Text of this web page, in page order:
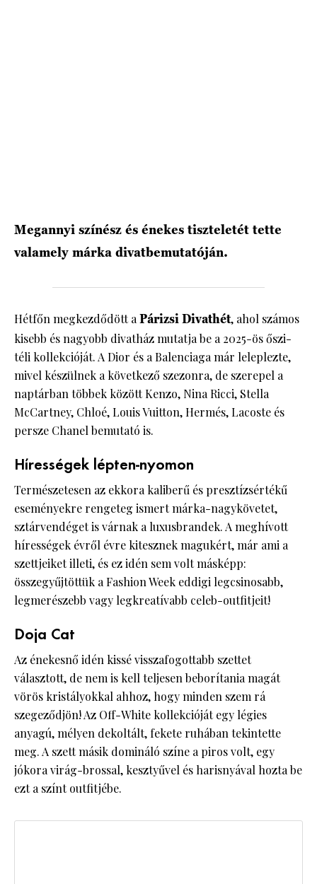
Megannyi színész és énekes tiszteletét tette
valamely márka divatbemutatóján.
Hétfőn megkezdődött aPárizsi Divathét, ahol számos
kisebb és nagyobb divatház mutatja be a 2025-ös őszi-
téli kollekcióját. A Dior és a Balenciaga már leleplezte,
mivel készülnek a következő szezonra, de szerepel a
naptárban többek között Kenzo, Nina Ricci, Stella
McCartney, Chloé, Louis Vuitton, Hermés, Lacoste és
persze Chanel bemutató is.
Hírességek lépten-nyomon
Természetesen az ekkora kaliberű és presztízsértékű
eseményekre rengeteg ismert márka-nagykövetet,
sztárvendéget is várnak a luxusbrandek. A meghívott
hírességek évről évre kitesznek magukért, már ami a
szettjeiket illeti, és ez idén sem volt másképp:
összegyűjtöttük a Fashion Week eddigi legcsinosabb,
legmerészebb vagy legkreatívabb celeb-outfitjeit!
Doja Cat
Az énekesnő idén kissé visszafogottabb szettet
választott, de nem is kell teljesen beborítania magát
vörös kristályokkal ahhoz, hogy minden szem rá
szegeződjön! Az Off-White kollekcióját egy légies
anyagú, mélyen dekoltált, fekete ruhában tekintette
meg. A szett másik domináló színe a piros volt, egy
jókora virág-brossal, kesztyűvel és harisnyával hozta be
ezt a színt outfitjébe.